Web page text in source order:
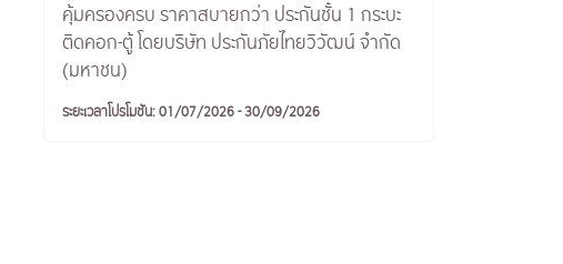
คุ้มครองครบ ราคาสบายกว่า ประกันชั้น 1 กระบะ
ติดคอก-ตู้ โดยบริษัท ประกันภัยไทยวิวัฒน์ จำกัด
(มหาชน)
ระยะเวลาโปรโมชัน: 01/07/2026 - 30/09/2026